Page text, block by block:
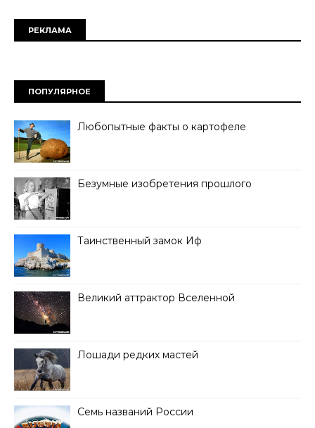
РЕКЛАМА
ПОПУЛЯРНОЕ
Любопытные факты о картофеле
Безумные изобретения прошлого
Таинственный замок Иф
Великий аттрактор Вселенной
Лошади редких мастей
Семь названий России